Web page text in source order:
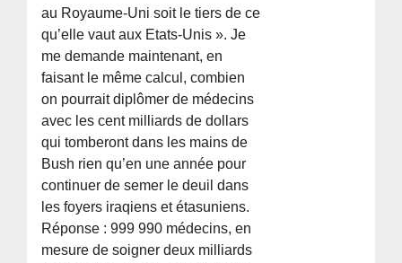
au Royaume-Uni soit le tiers de ce
qu’elle vaut aux Etats-Unis ». Je
me demande maintenant, en
faisant le même calcul, combien
on pourrait diplômer de médecins
avec les cent milliards de dollars
qui tomberont dans les mains de
Bush rien qu’en une année pour
continuer de semer le deuil dans
les foyers iraqiens et étasuniens.
Réponse : 999 990 médecins, en
mesure de soigner deux milliards